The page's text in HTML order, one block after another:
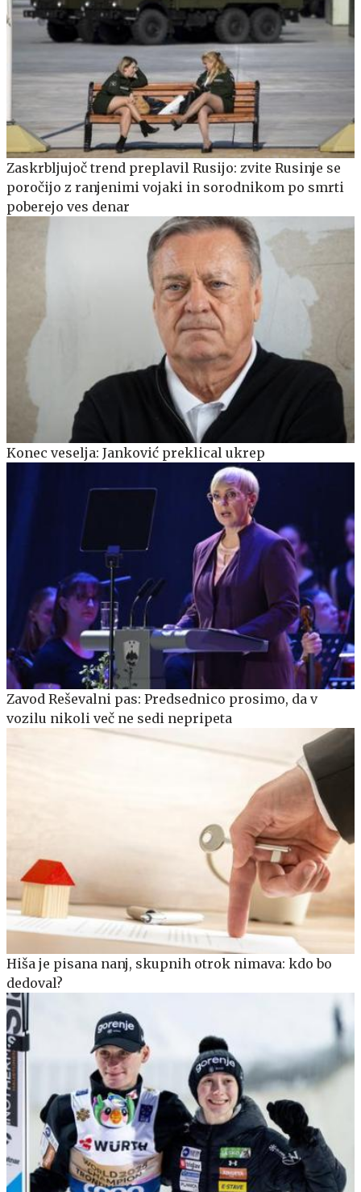
Zaskrbljujoč trend preplavil Rusijo: zvite Rusinje se
poročijo z ranjenimi vojaki in sorodnikom po smrti
poberejo ves denar
Konec veselja: Janković preklical ukrep
Zavod Reševalni pas: Predsednico prosimo, da v
vozilu nikoli več ne sedi nepripeta
Hiša je pisana nanj, skupnih otrok nimava: kdo bo
dedoval?